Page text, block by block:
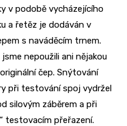
v podobě vycházejícího
a řetěz je dodáván v
s naváděcím trnem.
nepoužili ani nějakou
čep. Snýtování
při testování spoj vydržel
silovým záběrem a při
testovacím přeřazení.